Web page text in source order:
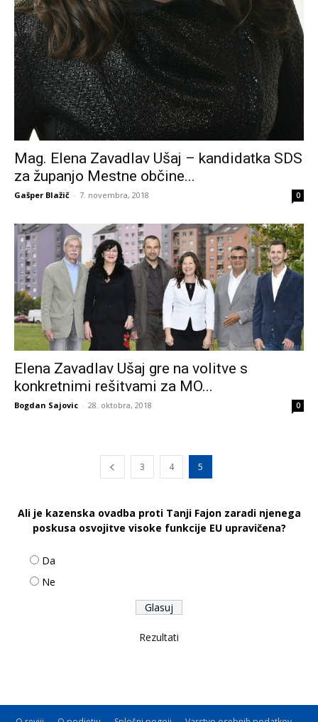
Mag. Elena Zavadlav Ušaj – kandidatka SDS
za županjo Mestne občine...
Gašper Blažič - 7. novembra, 2018 0
Elena Zavadlav Ušaj gre na volitve s
konkretnimi rešitvami za MO...
Bogdan Sajovic - 28. oktobra, 2018 0
3 4 5
Ali je kazenska ovadba proti Tanji Fajon zaradi njenega
poskusa osvojitve visoke funkcije EU upravičena?
Da
Ne
Rezultati